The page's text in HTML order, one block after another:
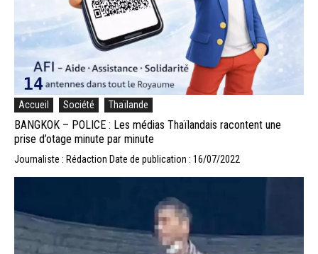
Accueil Société Thaïlande
BANGKOK – POLICE : Les médias Thaïlandais racontent une
prise d’otage minute par minute
Journaliste : Rédaction Date de publication : 16/07/2022